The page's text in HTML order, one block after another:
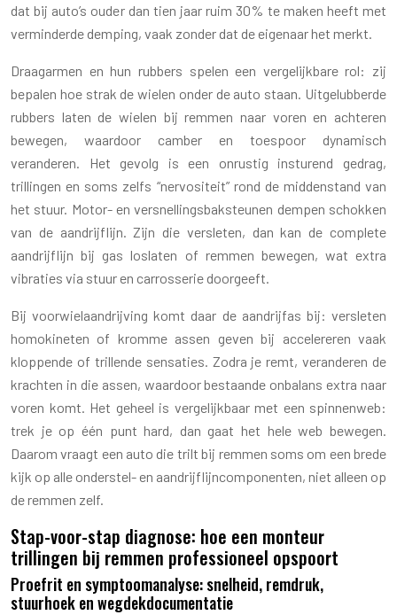
dat bij auto’s ouder dan tien jaar ruim 30% te maken heeft met
verminderde demping, vaak zonder dat de eigenaar het merkt.
Draagarmen en hun rubbers spelen een vergelijkbare rol: zij
bepalen hoe strak de wielen onder de auto staan. Uitgelubberde
rubbers laten de wielen bij remmen naar voren en achteren
bewegen, waardoor camber en toespoor dynamisch
veranderen. Het gevolg is een onrustig insturend gedrag,
trillingen en soms zelfs “nervositeit” rond de middenstand van
het stuur. Motor- en versnellingsbaksteunen dempen schokken
van de aandrijflijn. Zijn die versleten, dan kan de complete
aandrijflijn bij gas loslaten of remmen bewegen, wat extra
vibraties via stuur en carrosserie doorgeeft.
Bij voorwielaandrijving komt daar de aandrijfas bij: versleten
homokineten of kromme assen geven bij accelereren vaak
kloppende of trillende sensaties. Zodra je remt, veranderen de
krachten in die assen, waardoor bestaande onbalans extra naar
voren komt. Het geheel is vergelijkbaar met een spinnenweb:
trek je op één punt hard, dan gaat het hele web bewegen.
Daarom vraagt een auto die trilt bij remmen soms om een brede
kijk op alle onderstel- en aandrijflijncomponenten, niet alleen op
de remmen zelf.
Stap-voor-stap diagnose: hoe een monteur
trillingen bij remmen professioneel opspoort
Proefrit en symptoomanalyse: snelheid, remdruk,
stuurhoek en wegdekdocumentatie